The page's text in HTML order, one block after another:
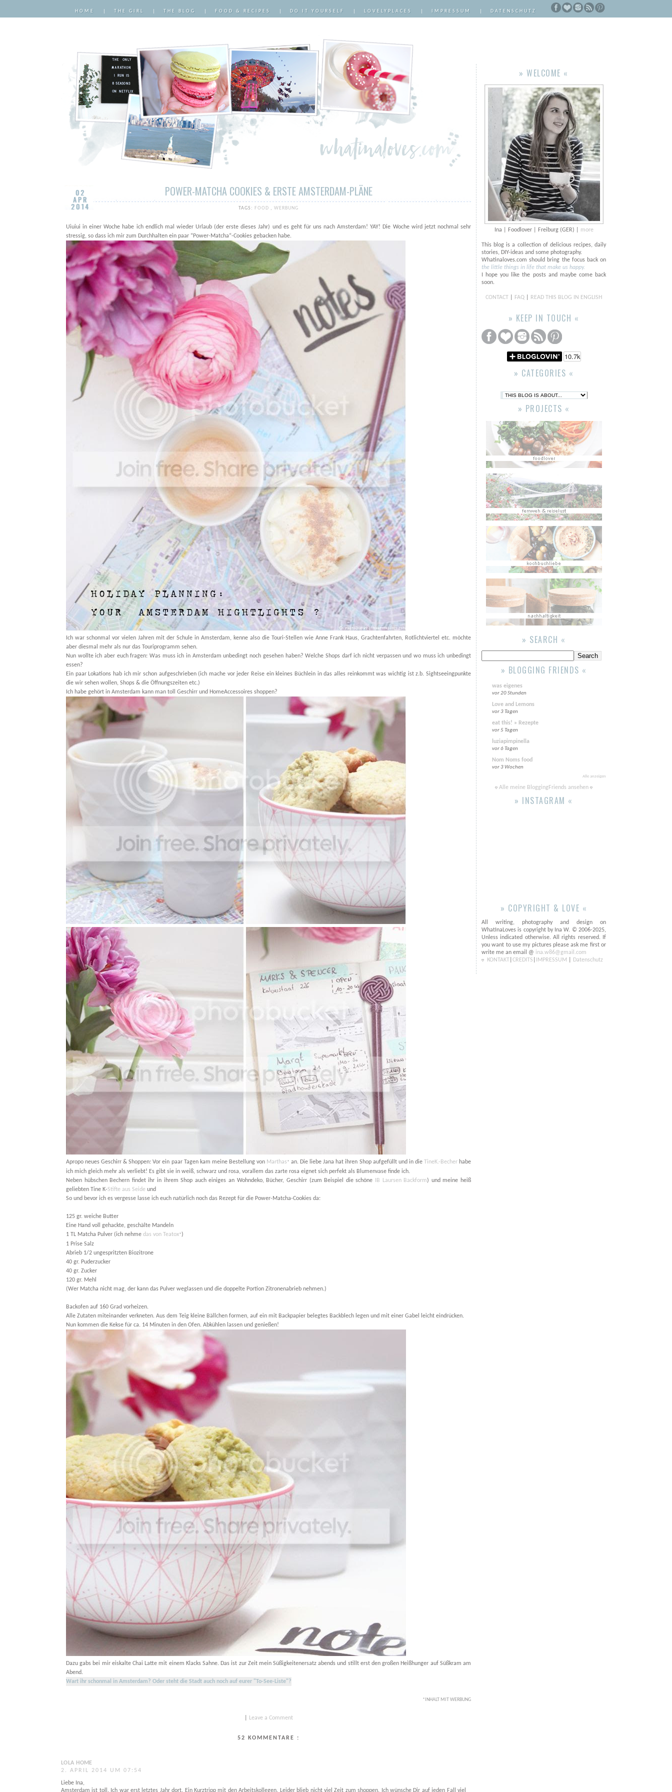
HOME THE GIRL THE BLOG FOOD & RECIPES DO IT YOURSELF LOVELYPLACES IMPRESSUM DATENSCHUTZ
POWER-MATCHA COOKIES & ERSTE AMSTERDAM-PLÄNE
02
APR
2014 TAGS: FOOD , WERBUNG
Uiuiui in einer Woche habe ich endlich mal wieder Urlaub (der erste dieses Jahr) und es geht für uns nach Amsterdam! YAY! Die Woche wird jetzt nochmal sehr
stressig, so dass ich mir zum Durchhalten ein paar “Power-Matcha“-Cookies gebacken habe.
Ich war schonmal vor vielen Jahren mit der Schule in Amsterdam, kenne also die Touri-Stellen wie Anne Frank Haus, Grachtenfahrten, Rotlichtviertel etc. möchte
aber diesmal mehr als nur das Touriprogramm sehen.
Nun wollte ich aber euch fragen: Was muss ich in Amsterdam unbedingt noch gesehen haben? Welche Shops darf ich nicht verpassen und wo muss ich unbedingt
essen?
Ein paar Lokations hab ich mir schon aufgeschrieben (ich mache vor jeder Reise ein kleines Büchlein in das alles reinkommt was wichtig ist z.b. Sightseeingpunkte
die wir sehen wollen, Shops & die Öffnungszeiten etc.)
Ich habe gehört in Amsterdam kann man toll Geschirr und HomeAccessoires shoppen?
Apropo neues Geschirr & Shoppen: Vor ein paar Tagen kam meine Bestellung von Marthas* an. Die liebe Jana hat ihren Shop aufgefüllt und in die TineK.-Becherhabe
ich mich gleich mehr als verliebt! Es gibt sie in weiß, schwarz und rosa, vorallem das zarte rosa eignet sich perfekt als Blumenvase finde ich.
Neben hübschen Bechern findet ihr in ihrem Shop auch einiges an Wohndeko, Bücher, Geschirr (zum Beispiel die schöne
IB Laursen Backform) und meine heiß
geliebten Tine K-Stifte aus Seide und
So und bevor ich es vergesse lasse ich euch natürlich noch das Rezept für die Power-Matcha-Cookies da:
125 gr. weiche Butter
Eine Hand voll gehackte, geschälte Mandeln
1 TL Matcha Pulver (ich nehme das von Teatox*)
1 Prise Salz
Abrieb 1/2 ungespritzten Biozitrone
40 gr. Puderzucker
40 gr. Zucker
120 gr. Mehl
(Wer Matcha nicht mag, der kann das Pulver weglassen und die doppelte Portion Zitronenabrieb nehmen.)
Backofen auf 160 Grad vorheizen.
Alle Zutaten miteinander verkneten. Aus dem Teig kleine Bällchen formen, auf ein mit Backpapier belegtes Backblech legen und mit einer Gabel leicht eindrücken.
Nun kommen die Kekse für ca. 14 Minuten in den Ofen. Abkühlen lassen und genießen!
Dazu gabs bei mir eiskalte Chai Latte mit einem Klacks Sahne. Das ist zur Zeit mein Süßigkeitenersatz abends und stillt erst den großen Heißhunger auf Süßkram am
Abend.
Wart ihr schonmal in Amsterdam? Oder steht die Stadt auch noch auf eurer "To-See-Liste"?
*INHALT MIT WERBUNG
Leave a Comment
52 KOMMENTARE :
LOLA HOME
2. APRIL 2014 UM 07:54
Liebe Ina,
Amsterdam ist toll. Ich war erst letztes Jahr dort. Ein Kurztripp mit den Arbeitskollegen. Leider blieb nicht viel Zeit zum shoppen. Ich wünsche Dir auf jeden Fall viel
» WELCOME «
Ina | Foodlover | Freiburg (GER) | more
This blog is a collection of delicious recipes, daily
stories, DIY-ideas and some photography.
Whatinaloves.com should bring the focus back on
the little things in life that make us happy.
I hope you like the posts and maybe come back
soon.
CONTACT FAQ READ THIS BLOG IN ENGLISH
» KEEP IN TOUCH «
» CATEGORIES «
» PROJECTS «
» SEARCH «
» BLOGGING FRIENDS «
was eigenes
vor 20 Stunden
Love and Lemons
vor 3 Tagen
eat this! » Rezepte
vor 5 Tagen
luziapimpinella
vor 6 Tagen
Nom Noms food
vor 3 Wochen
Alle anzeigen
Alle meine BloggingFriends ansehen
» INSTAGRAM «
» COPYRIGHT & LOVE «
All writing, photography and design on
WhatInaLoves is copyright by Ina W. © 2006-2025,
Unless indicated otherwise. All rights reserved. If
you want to use my pictures please ask me first or
write me an email @ ina.w86@gmail.com
KONTAKT CREDITS IMPRESSUM Datenschutz